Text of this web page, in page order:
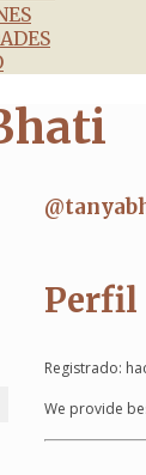
Perfil
Registrado:
We provide